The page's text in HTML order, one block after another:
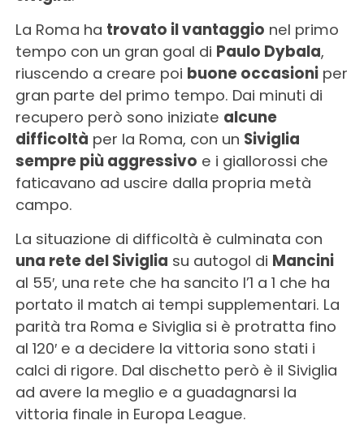
La Roma ha trovato il vantaggio nel primo
tempo con un gran goal di Paulo Dybala,
riuscendo a creare poi buone occasioniper
gran parte del primo tempo. Dai minuti di
recupero però sono iniziate alcune
difficoltà per la Roma, con un Siviglia
sempre più aggressivo e i giallorossi che
faticavano ad uscire dalla propria metà
campo.
La situazione di difficoltà è culminata con
una rete del Siviglia su autogol di Mancini
al 55′, una rete che ha sancito l’1 a 1 che ha
portato il match ai tempi supplementari. La
parità tra Roma e Siviglia si è protratta fino
al 120′ e a decidere la vittoria sono stati i
calci di rigore. Dal dischetto però è il Siviglia
ad avere la meglio e a guadagnarsi la
vittoria finale in Europa League.